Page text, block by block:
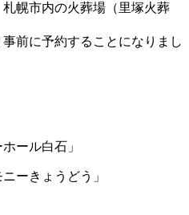
幌市内の火葬場（里塚火葬
前に予約することになりまし
ール白石」
ーきょうどう」